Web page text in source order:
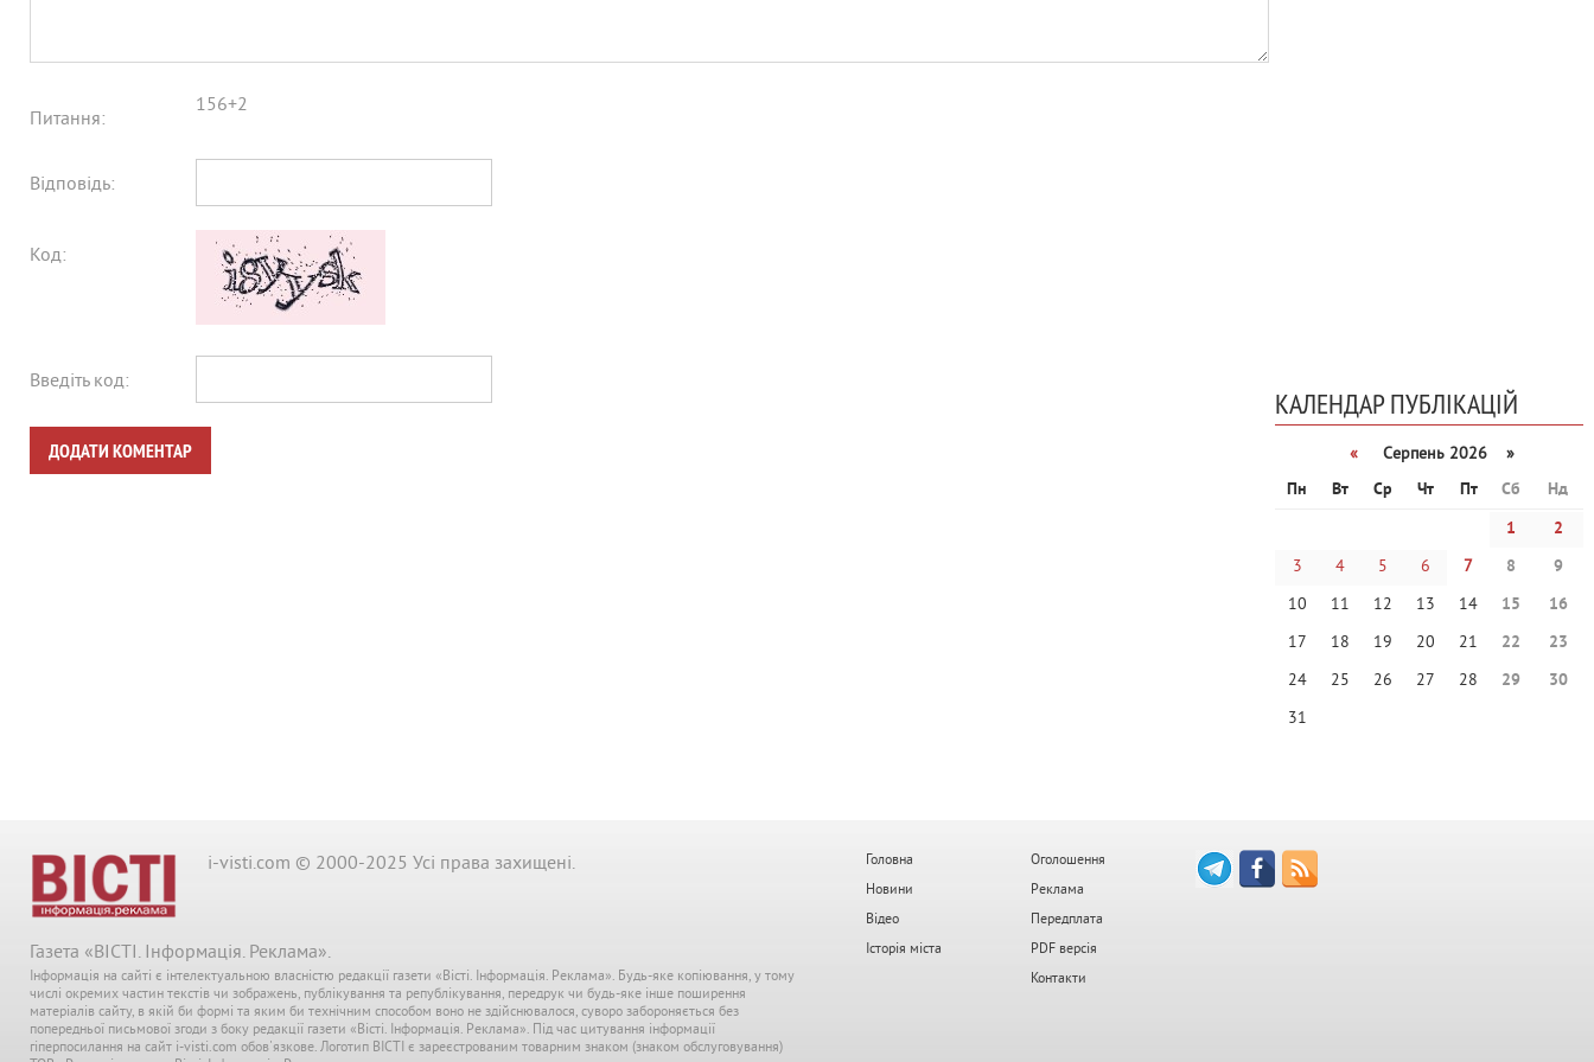
Питання:
156+2
Відповідь:
Код:
Введіть код:
ДОДАТИ КОМЕНТАР
КАЛЕНДАР ПУБЛІКАЦІЙ
«
Серпень 2026 »
Пн
Вт Ср Чт Пт Сб
Нд
1
2
3
4 5 6 7 8
9
10
11 12 13 14 15
16
17
18 19 20 21 22
23
24
25 26 27 28 29
30
31
i-visti.com © 2000-2025 Усі права захищені.
Газета «ВІСТІ. Інформація. Реклама».
Інформація на сайті є інтелектуальною власністю редакції газети «Вісті. Інформація. Реклама». Будь-яке копіювання, у тому
числі окремих частин текстів чи зображень, публікування та републікування, передрук чи будь-яке інше поширення
матеріалів сайту, в якій би формі та яким би технічним способом воно не здійснювалося, суворо забороняється без
попередньої письмової згоди з боку редакції газети «Вісті. Інформація. Реклама». Під час цитування інформації
гіперпосилання на сайт i-visti.com обов'язкове. Логотип ВІСТІ є зареєстрованим товарним знаком (знаком обслуговування)
Головна
Новини
Відео
Історія міста
Оголошення
Реклама
Передплата
PDF версія
Контакти